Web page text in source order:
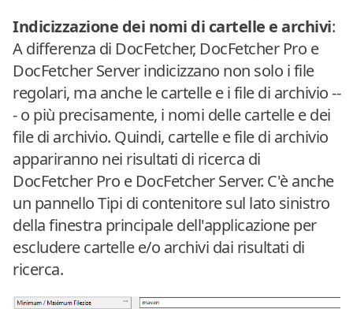
Indicizzazione dei nomi di cartelle e archivi:
A differenza di DocFetcher, DocFetcher Pro e
DocFetcher Server indicizzano non solo i file
regolari, ma anche le cartelle e i file di archivio --
- o più precisamente, i nomi delle cartelle e dei
file di archivio. Quindi, cartelle e file di archivio
appariranno nei risultati di ricerca di
DocFetcher Pro e DocFetcher Server. C'è anche
un pannello Tipi di contenitore sul lato sinistro
della finestra principale dell'applicazione per
escludere cartelle e/o archivi dai risultati di
ricerca.